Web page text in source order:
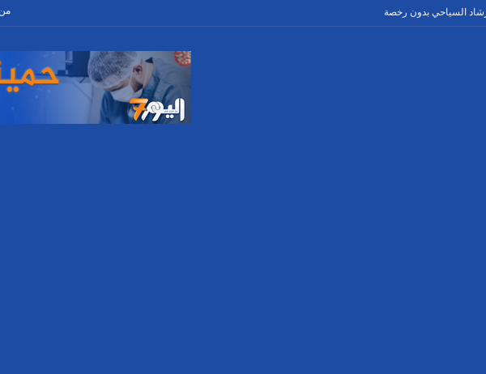
السياحي بدون رخصة